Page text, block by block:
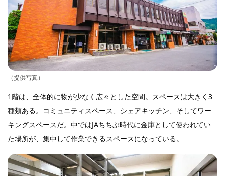
（提供写真）
1階は、全体的に物が少なく広々とした空間。スペースは大きく3
種類ある。コミュニティスペース、シェアキッチン、そしてワー
キングスペースだ。中ではJAちちぶ時代に金庫として使われてい
た場所が、集中して作業できるスペースになっている。